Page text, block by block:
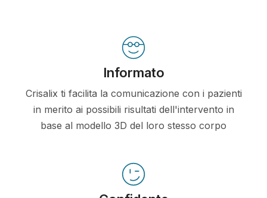
Informato
Crisalix ti facilita la comunicazione con i pazienti
in merito ai possibili risultati dell'intervento in
base al modello 3D del loro stesso corpo